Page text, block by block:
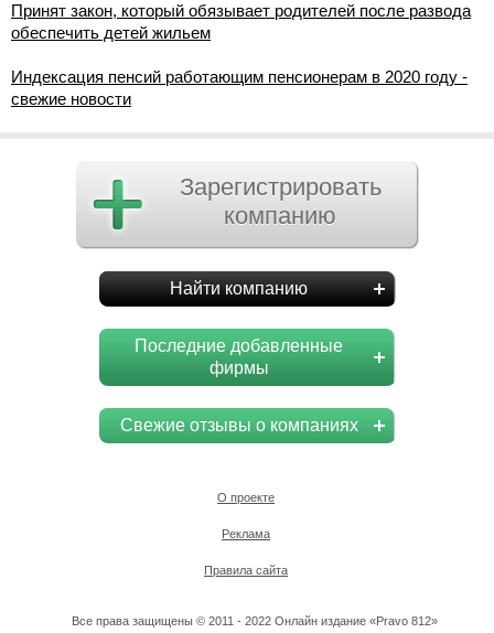
Принят закон, который обязывает родителей после развода
обеспечить детей жильем
Индексация пенсий работающим пенсионерам в 2020 году -
свежие новости
Зарегистрировать
компанию
Найти компанию
Последние добавленные
фирмы
Свежие отзывы о компаниях
О проекте
Реклама
Правила сайта
Все права защищены © 2011 - 2022 Онлайн издание «Pravo 812»